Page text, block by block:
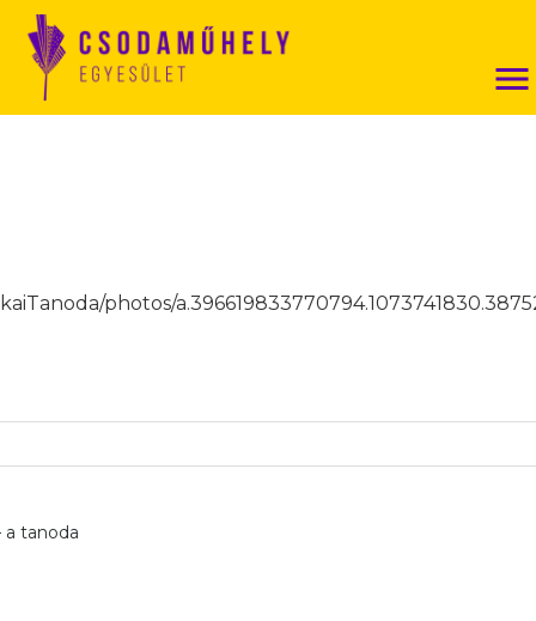
photos/
tanoda